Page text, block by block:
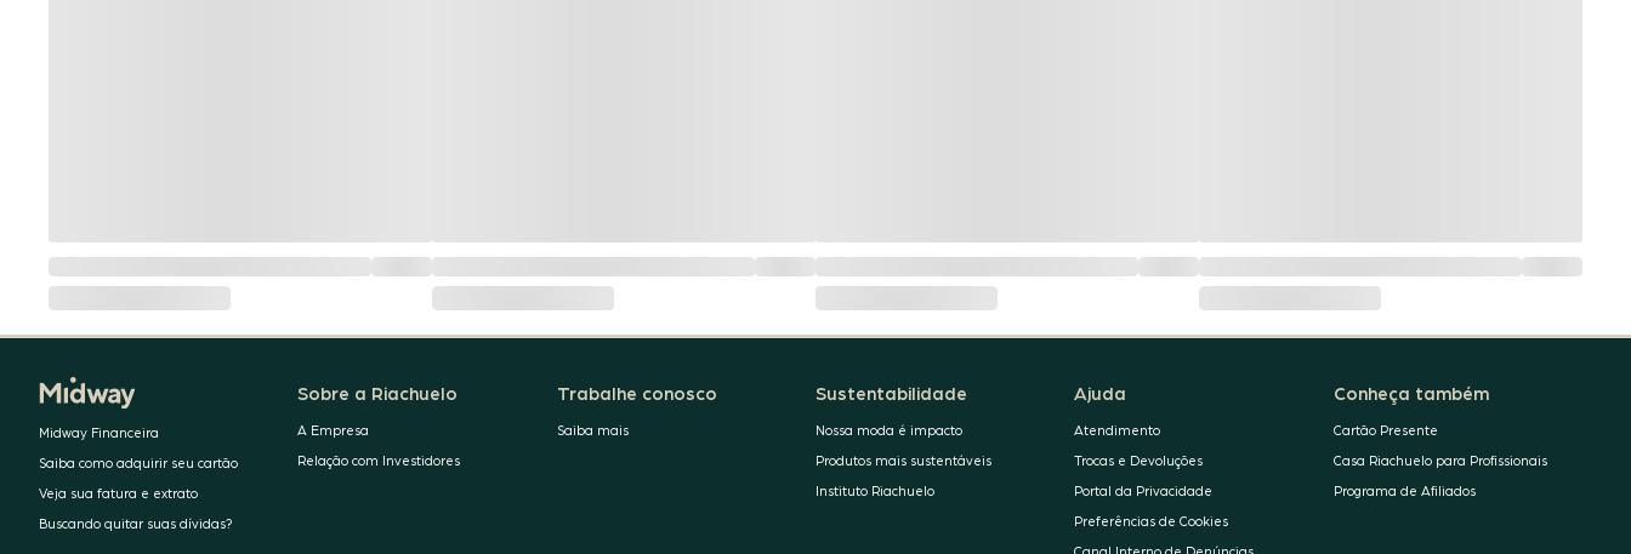
Midway Financeira
Saiba como adquirir seu cartão
Veja sua fatura e extrato
Buscando quitar suas dívidas?
Sobre a Riachuelo
A Empresa
Relação com Investidores
Trabalhe conosco
Saiba mais
Sustentabilidade
Nossa moda é impacto
Produtos mais sustentáveis
Instituto Riachuelo
Ajuda
Atendimento
Trocas e Devoluções
Portal da Privacidade
Preferências de Cookies
Conheça também
Cartão Presente
Casa Riachuelo para Profissionais
Programa de Afiliados